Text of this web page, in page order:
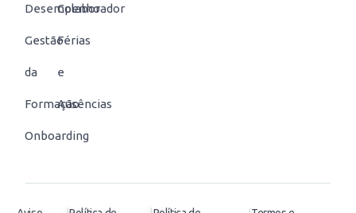
Desempenho
Gestão
da
Formação
Onboarding
Colaborador
Férias
e
Ausências